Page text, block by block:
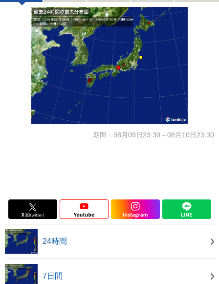
期間：08月09日23:30～08月10日23:30
24時間
7日間